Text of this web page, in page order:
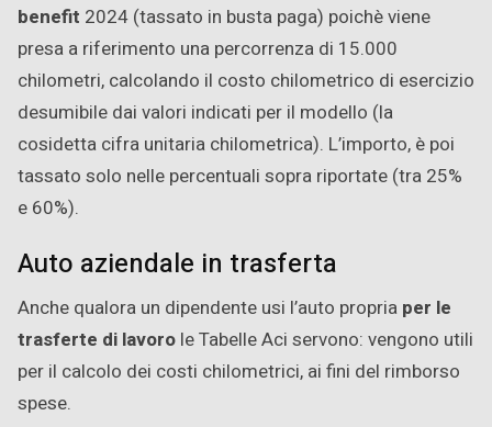
benefit 2024 (tassato in busta paga) poichè viene
presa a riferimento una percorrenza di 15.000
chilometri, calcolando il costo chilometrico di esercizio
desumibile dai valori indicati per il modello (la
cosidetta cifra unitaria chilometrica). L’importo, è poi
tassato solo nelle percentuali sopra riportate (tra 25%
e 60%).
Auto aziendale in trasferta
Anche qualora un dipendente usi l’auto propria per le
trasferte di lavoro le Tabelle Aci servono: vengono utili
per il calcolo dei costi chilometrici, ai fini del rimborso
spese.